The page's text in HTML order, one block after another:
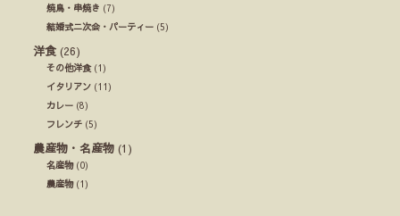
焼鳥・串焼き (7)
結婚式ニ次会・パーティー (5)
洋食 (26)
その他洋食(1)
イタリアン (11)
カレー (8)
フレンチ (5)
農産物・名産物 (1)
名産物(0)
農産物(1)